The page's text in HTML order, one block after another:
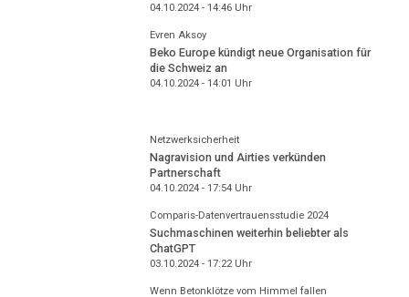
04.10.2024 - 14:46Uhr
Evren Aksoy
Beko Europe kündigt neue Organisation für
die Schweiz an
04.10.2024 - 14:01 Uhr
Netzwerksicherheit
Nagravision und Airties verkünden
Partnerschaft
04.10.2024 - 17:54Uhr
Comparis-Datenvertrauensstudie 2024
Suchmaschinen weiterhin beliebter als
ChatGPT
03.10.2024 - 17:22Uhr
Wenn Betonklötze vom Himmel fallen